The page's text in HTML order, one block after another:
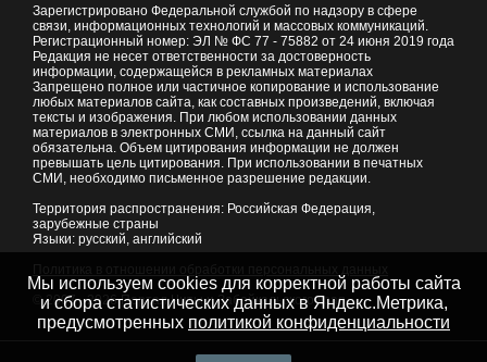
Зарегистрировано Федеральной службой по надзору в сфере
связи, информационных технологий и массовых коммуникаций.
Регистрационный номер: ЭЛ № ФС 77 - 75882 от 24 июня 2019 года
Редакция не несет ответственности за достоверность
информации, содержащейся в рекламных материалах
Запрещено полное или частичное копирование и использование
любых материалов сайта, как составных произведений, включая
тексты и изображения. При любом использовании данных
материалов в электронных СМИ, ссылка на данный сайт
обязательна. Объем цитирования информации не должен
превышать цель цитирования. При использовании в печатных
СМИ, необходимо письменное разрешение редакции.
Территория распространения: Российская Федерация,
зарубежные страны
Языки: русский, английский
© 2007 - 2026Портал Читы и Забайкальского края
Мы используем cookies для корректной работы сайта
и сбора статистических данных в Яндекс.Метрика,
предусмотренных политикой конфиденциальности